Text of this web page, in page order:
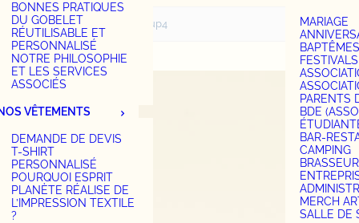
BONNES PRATIQUES
DU GOBELET
RÉUTILISABLE ET
PERSONNALISÉ
NOTRE PHILOSOPHIE
ET LES SERVICES
ASSOCIÉS
VÊTEMENTS
DEMANDE DE DEVIS
T-SHIRT
PERSONNALISÉ
POURQUOI ESPRIT
PLANÈTE RÉALISE DE
L’IMPRESSION TEXTILE
?
MARIAGE
BAPTÊMES
FESTIVALS
PARENTS
BDE
BAR-
CAMPING
MERCH
SALLE DE
Accueil Shot Cup4